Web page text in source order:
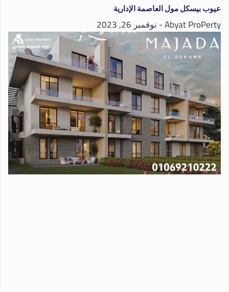
عيوب بيسكل مول العاصمة الإدارية
Abyat ProPerty نوفمبر 26, 2023